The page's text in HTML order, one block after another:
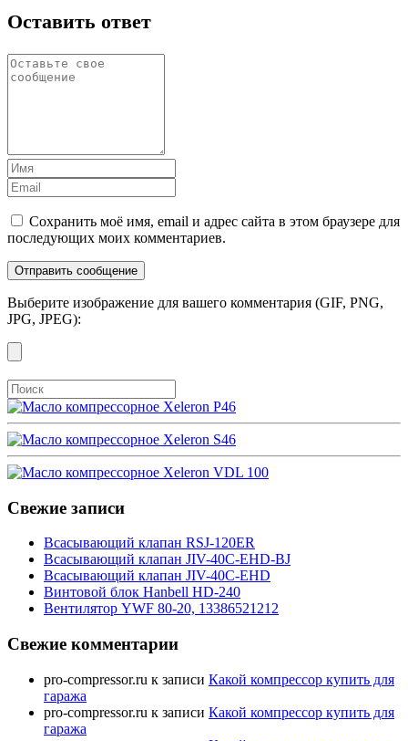
Оставить ответ
Сохранить моё имя, email и адрес сайта в этом браузере для
последующих моих комментариев.
Выберите изображение для вашего комментария (GIF, PNG,
JPG, JPEG):
Свежие записи
Всасывающий клапан RSJ-120ER
Всасывающий клапан JIV-40C-EHD-BJ
Всасывающий клапан JIV-40C-EHD
Винтовой блок Hanbell HD-240
Вентилятор YWF 80-20, 13386521212
Свежие комментарии
pro-compressor.ru к записи Какой компрессор купить для
гаража
pro-compressor.ru к записи Какой компрессор купить для
гаража